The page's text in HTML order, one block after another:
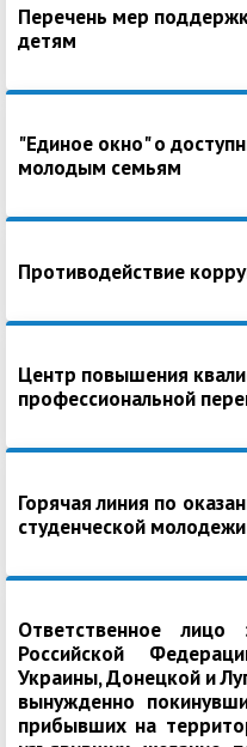
Перечень мер
детям
"Единое окно" о
молодым семьям
Противодействие
Центр повышения
профессиональной
Горячая линия по
студенческой
Ответственное
Российской
Украины, Донецкой и
вынужденно
прибывших на